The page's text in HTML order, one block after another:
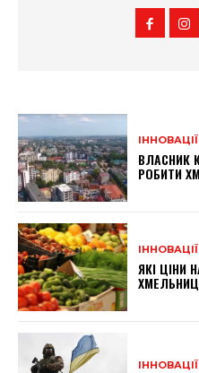
ІННОВАЦІЇ
ВЛАСНИК
РОБИТИ
ІННОВАЦІЇ
ЯКІ ЦІНИ
ІННОВАЦІЇ